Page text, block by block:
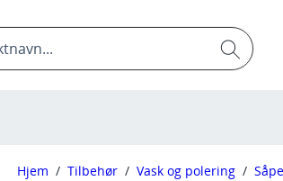
Hjem / Tilbehør / Vask og polering /